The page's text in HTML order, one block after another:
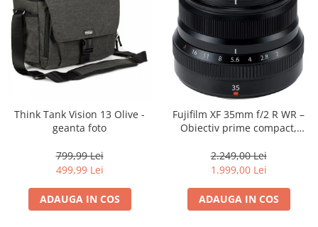
Slider
Camere Video Compacte
Trepiede si monopiede
Trepiede foto
Trepied / Monopied Carbon
webcam-uri
Cap trepied si monopied
Think Tank Vision 13 Olive -
geanta foto
799,99 Lei
499,99 Lei
ADAUGA IN COS
Fujifilm XF 35mm f/2 R WR –
Obiectiv prime compact,
intemperii pentru fotografie
de zi cu zi
2.249,00 Lei
1.999,00 Lei
ADAUGA IN COS